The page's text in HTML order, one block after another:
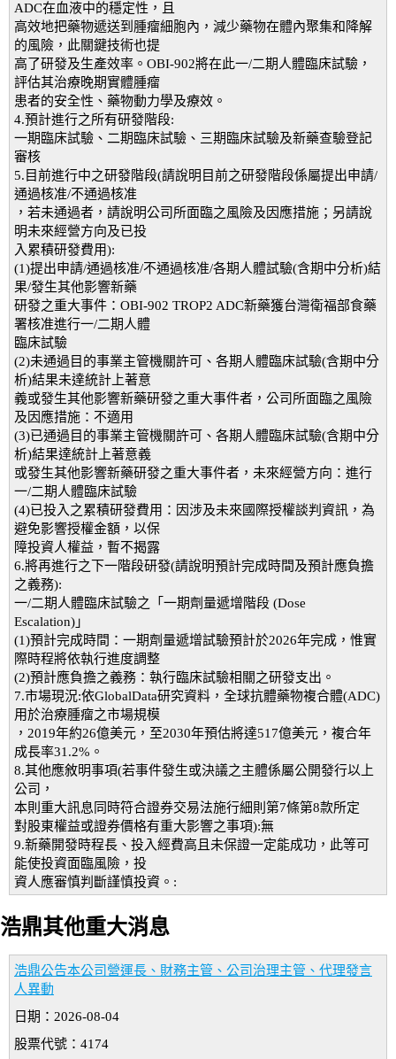
ADC在血液中的穩定性，且
高效地把藥物遞送到腫瘤細胞內，減少藥物在體內聚集和降解
的風險，此關鍵技術也提
高了研發及生產效率。OBI-902將在此一/二期人體臨床試驗，
評估其治療晚期實體腫瘤
患者的安全性、藥物動力學及療效。
4.預計進行之所有研發階段:
一期臨床試驗、二期臨床試驗、三期臨床試驗及新藥查驗登記
審核
5.目前進行中之研發階段(請說明目前之研發階段係屬提出申請/
通過核准/不通過核准
，若未通過者，請說明公司所面臨之風險及因應措施；另請說
明未來經營方向及已投
入累積研發費用):
(1)提出申請/通過核准/不通過核准/各期人體試驗(含期中分析)結
果/發生其他影響新藥
研發之重大事件：OBI-902 TROP2 ADC新藥獲台灣衛福部食藥
署核准進行一/二期人體
臨床試驗
(2)未通過目的事業主管機關許可、各期人體臨床試驗(含期中分
析)結果未達統計上著意
義或發生其他影響新藥研發之重大事件者，公司所面臨之風險
及因應措施：不適用
(3)已通過目的事業主管機關許可、各期人體臨床試驗(含期中分
析)結果達統計上著意義
或發生其他影響新藥研發之重大事件者，未來經營方向：進行
一/二期人體臨床試驗
(4)已投入之累積研發費用：因涉及未來國際授權談判資訊，為
避免影響授權金額，以保
障投資人權益，暫不揭露
6.將再進行之下一階段研發(請說明預計完成時間及預計應負擔
之義務):
一/二期人體臨床試驗之「一期劑量遞增階段 (Dose
Escalation)」
(1)預計完成時間：一期劑量遞增試驗預計於2026年完成，惟實
際時程將依執行進度調整
(2)預計應負擔之義務：執行臨床試驗相關之研發支出。
7.市場現況:依GlobalData研究資料，全球抗體藥物複合體(ADC)
用於治療腫瘤之市場規模
，2019年約26億美元，至2030年預估將達517億美元，複合年
成長率31.2%。
8.其他應敘明事項(若事件發生或決議之主體係屬公開發行以上
公司，
本則重大訊息同時符合證券交易法施行細則第7條第8款所定
對股東權益或證券價格有重大影響之事項):無
9.新藥開發時程長、投入經費高且未保證一定能成功，此等可
能使投資面臨風險，投
資人應審慎判斷謹慎投資。:
浩鼎其他重大消息
浩鼎公告本公司營運長、財務主管、公司治理主管、代理發言
人異動
日期：2026-08-04
股票代號：4174